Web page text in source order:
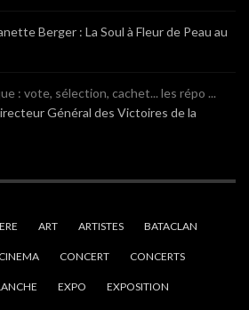
Berger : La Soul à Fleur de Peau au
: vote, sélection, cachet... les répo ...
Général des Victoires de la
ART ARTISTES BATACLAN
CINEMA CONCERT CONCERTS
EXPO EXPOSITION